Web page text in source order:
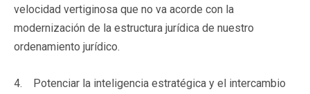
velocidad vertiginosa que no va acorde con la
modernización de la estructura jurídica de nuestro
ordenamiento jurídico.
4. Potenciar la inteligencia estratégica y el intercambio